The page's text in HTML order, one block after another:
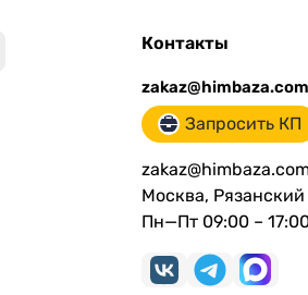
Контакты
zakaz@himbaza.com
Запросить КП
Москва, Рязанский
Пн—Пт 09:00 –